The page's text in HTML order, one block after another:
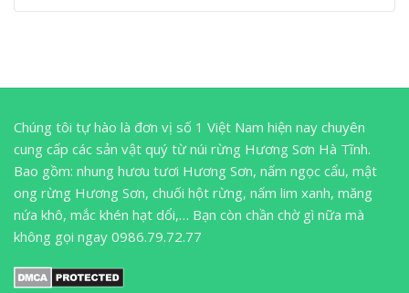
Chúng tôi tự hào là đơn vị số 1 Việt Nam hiện nay chuyên
cung cấp các sản vật quý từ núi rừng Hương Sơn Hà Tĩnh.
Bao gồm: nhung hươu tươi Hương Sơn, nấm ngọc cẩu, mật
ong rừng Hương Sơn, chuối hột rừng, nấm lim xanh, măng
nứa khô, mắc khén hạt dổi,… Bạn còn chần chờ gì nữa mà
không gọi ngay 0986.79.72.77